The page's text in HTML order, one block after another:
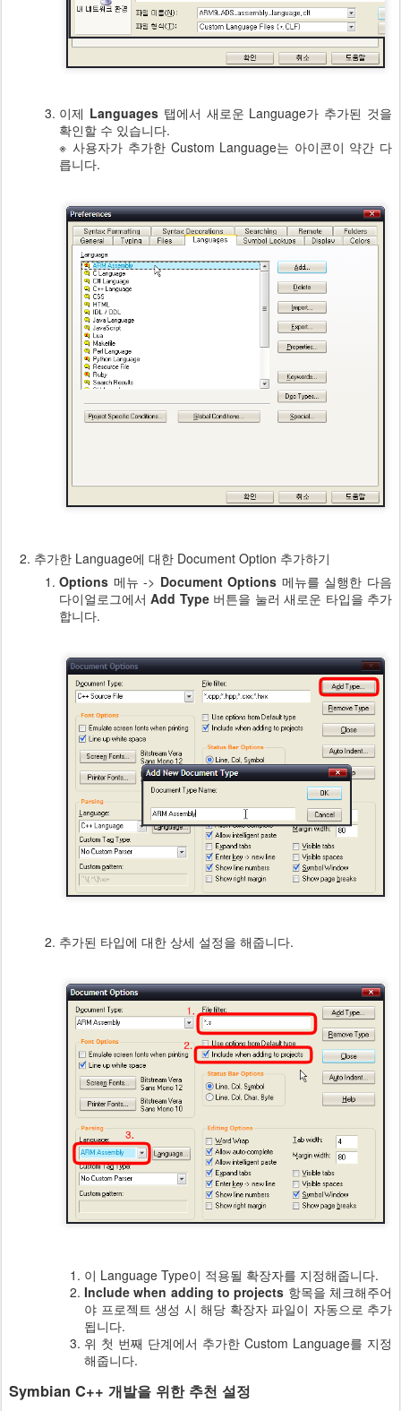
이제 Languages탭에서 새로운 Language가 추가된 것을
확인할 수 있습니다.
※ 사용자가 추가한 Custom Language는 아이콘이 약간 다
릅니다.
추가한 Language에 대한 Document Option 추가하기
Options 메뉴 -> Document Options 메뉴를 실행한 다음
다이얼로그에서Add Type버튼을 눌러 새로운 타입을 추가
합니다.
추가된 타입에 대한 상세 설정을 해줍니다.
이 Language Type이 적용될 확장자를 지정해줍니다.
Include when adding to projects 항목을 체크해주어
야 프로젝트 생성 시 해당 확장자 파일이 자동으로 추가
됩니다.
위 첫 번째 단계에서 추가한 Custom Language를 지정
해줍니다.
Symbian C++ 개발을 위한 추천 설정